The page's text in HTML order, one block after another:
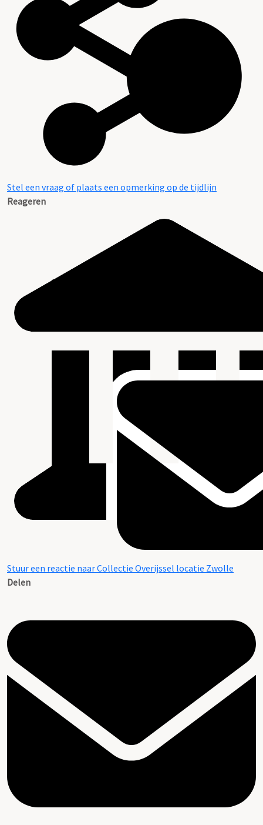
Stel een vraag of plaats een opmerking op de tijdlijn
Reageren
Stuur een reactie naar Collectie Overijssel locatie Zwolle
Delen